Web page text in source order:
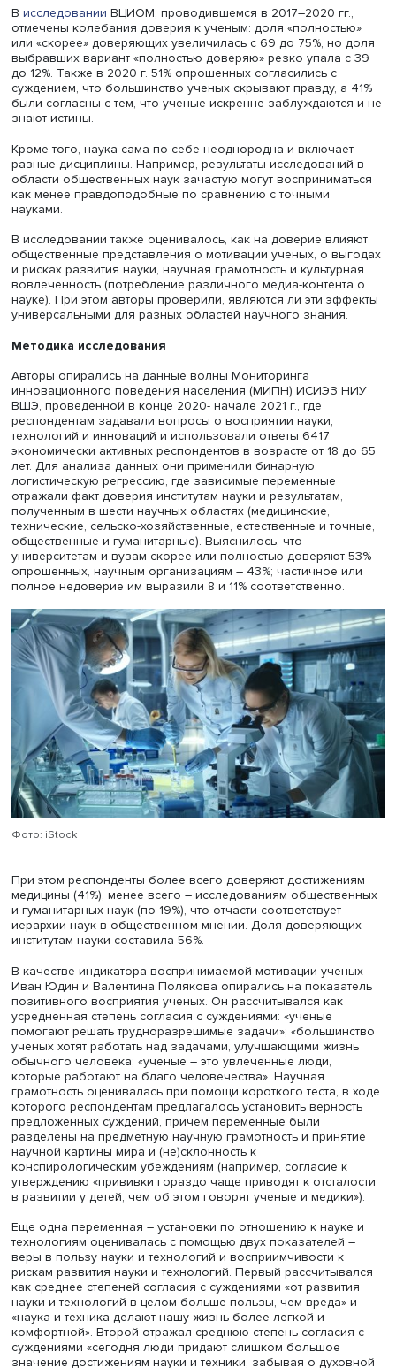
Авторы отмечают, что результаты имеющихся
противоречивы: одни индикаторы говорят о высокой
общественного доверия к науке, другие – о его
показал опыт пандемии, надежды общества на науку
к автоматическому принятию ее достижений.
России на начальном этапе пандемии в 2020 г. опросы
зафиксировали сокращение доли граждан,
ВисследованииВЦИОМ, проводившемся в 2017–2020
отмечены колебания доверия к ученым: доля
или «скорее» доверяющих увеличилась с 69 до 75%,
выбравших вариант «полностью доверяю» резко упала
до 12%. Также в 2020 г. 51% опрошенных согласились с
суждением, что большинство ученых скрывают правду,
были согласны с тем, что ученые искренне
знают истины.
Кроме того, наука сама по себе неоднородна и
разные дисциплины. Например, результаты
области общественных наук зачастую могут
как менее правдоподобные по сравнению с точными
науками.
В исследовании также оценивалось, как на доверие
общественные представления о мотивации ученых, о
и рисках развития науки, научная грамотность и
вовлеченность (потребление различного медиа-
науке). При этом авторы проверили, являются ли эти
универсальными для разных областей научного
Методика исследования
Авторы опирались на данные волны Мониторинга
ВШЭ, проведенной в конце 2020- начале 2021 г., где
респондентам задавали вопросы о восприятии науки,
технологий и инноваций и использовали ответы 6417
экономически активных респондентов в возрасте от 18
лет. Для анализа данных они применили бинарную
логистическую регрессию, где зависимые переменные
отражали факт доверия институтам науки и результатам,
полученным в шести научных областях (медицинские,
технические, сельско-хозяйственные, естественные и
общественные и гуманитарные). Выяснилось, что
университетам и вузам скорее или полностью
опрошенных, научным организациям – 43%; частичное
Фото: iStock
При этом респонденты более всего доверяют
медицины (41%), менее всего – исследованиям
и гуманитарных наук (по 19%), что отчасти соответствует
институтам науки составила 56%.
В качестве индикатора воспринимаемой мотивации
Иван Юдин и Валентина Полякова опирались на
позитивного восприятия ученых. Он рассчитывался как
усредненная степень согласия с суждениями: «ученые
помогают решать трудноразрешимые задачи»;
ученых хотят работать над задачами, улучшающими